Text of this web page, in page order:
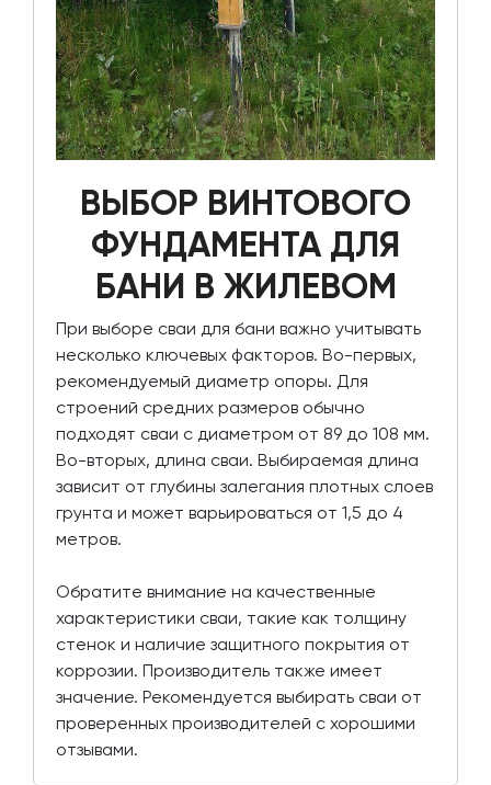
ВЫБОР ВИНТОВОГО
ФУНДАМЕНТА ДЛЯ
БАНИ В ЖИЛЕВОМ
При выборе сваи для бани важно учитывать
несколько ключевых факторов. Во-первых,
рекомендуемый диаметр опоры. Для
строений средних размеров обычно
подходят сваи с диаметром от 89 до 108 мм.
Во-вторых, длина сваи. Выбираемая длина
зависит от глубины залегания плотных слоев
грунта и может варьироваться от 1,5 до 4
метров.
Обратите внимание на качественные
характеристики сваи, такие как толщину
стенок и наличие защитного покрытия от
коррозии. Производитель также имеет
значение. Рекомендуется выбирать сваи от
проверенных производителей с хорошими
отзывами.